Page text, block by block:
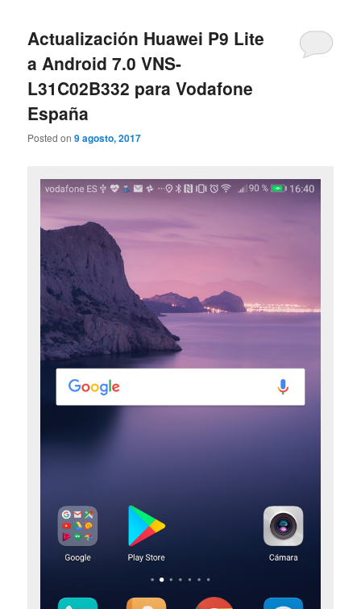
Actualización Huawei P9 Lite
a Android 7.0 VNS-
L31C02B332 para Vodafone
España
Posted on9 agosto, 2017